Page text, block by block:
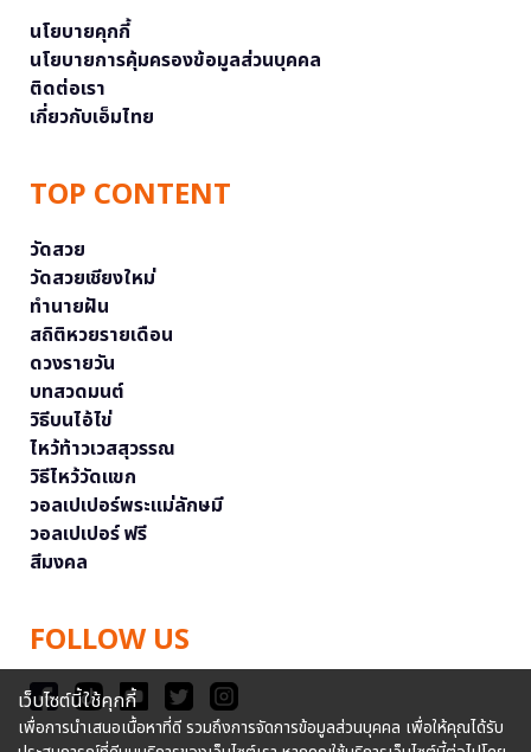
นโยบายคุกกี้
นโยบายการคุ้มครองข้อมูลส่วนบุคคล
ติดต่อเรา
เกี่ยวกับเอ็มไทย
TOP CONTENT
วัดสวย
วัดสวยเชียงใหม่
ทำนายฝัน
สถิติหวยรายเดือน
ดวงรายวัน
บทสวดมนต์
วิธีบนไอ้ไข่
ไหว้ท้าวเวสสุวรรณ
วิธีไหว้วัดแขก
วอลเปเปอร์พระแม่ลักษมี
วอลเปเปอร์ ฟรี
สีมงคล
FOLLOW US
เว็บไซต์นี้ใช้คุกกี้
เพื่อการนำเสนอเนื้อหาที่ดี รวมถึงการจัดการข้อมูลส่วนบุคคล เพื่อให้คุณได้รับ